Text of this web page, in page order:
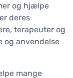
og hjælpe
deres
terapeuter og
og anvendelse
mange